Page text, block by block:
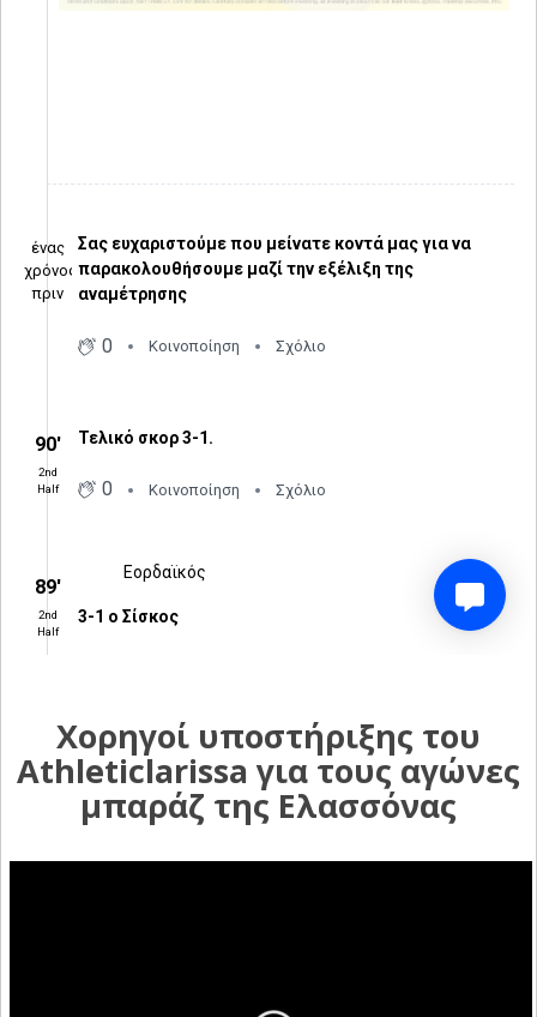
Χορηγοί υποστήριξης του
Athleticlarissa για τους αγώνες
μπαράζ της Ελασσόνας